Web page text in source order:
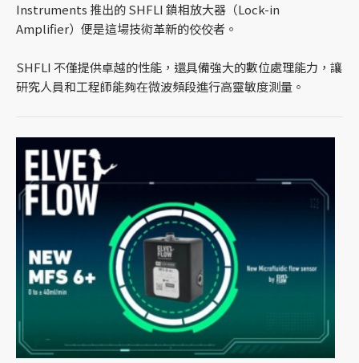
Instruments 推出的 SHFLI 鎖相放大器（Lock-in
Amplifier）便是這場技術革新的佼佼者。
SHFLI 不僅提供卓越的性能，還具備強大的數位處理能力，讓
研究人員和工程師能夠在微波頻段進行高靈敏度測量。